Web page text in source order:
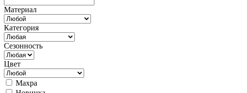
Материал
Категория
Сезонность
Цвет
Махра